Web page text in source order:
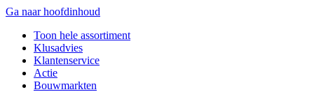
Ga naar hoofdinhoud
Toon hele assortiment
Klusadvies
Klantenservice
Actie
Bouwmarkten